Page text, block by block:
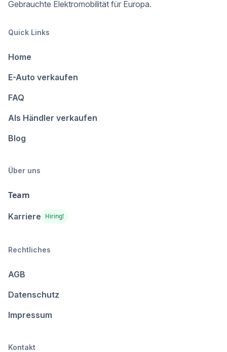
Gebrauchte Elektromobilität für Europa.
Quick Links
Home
E-Auto verkaufen
FAQ
Als Händler verkaufen
Blog
Über uns
Team
Karriere Hiring!
Rechtliches
AGB
Datenschutz
Impressum
Kontakt